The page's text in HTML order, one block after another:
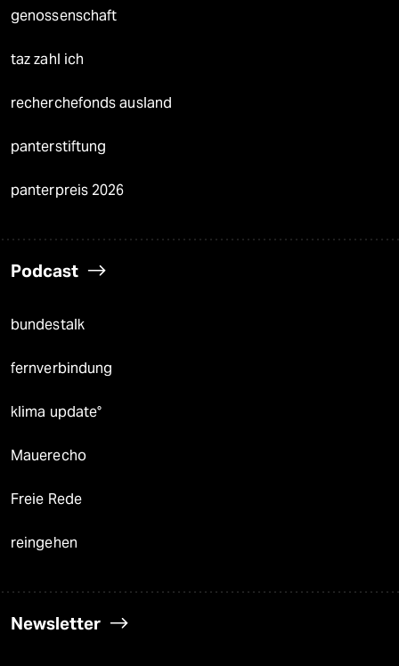
genossenschaft
taz zahl ich
recherchefonds ausland
panterstiftung
panterpreis 2026
Podcast
bundestalk
fernverbindung
klima update°
Mauerecho
Freie Rede
reingehen
Newsletter